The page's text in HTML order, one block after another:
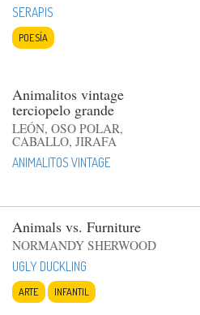
SERAPIS
POESÍA
Animalitos vintage
terciopelo grande
LEÓN, OSO POLAR,
CABALLO, JIRAFA
ANIMALITOS VINTAGE
Animals vs. Furniture
NORMANDY SHERWOOD
UGLY DUCKLING
ARTE INFANTIL